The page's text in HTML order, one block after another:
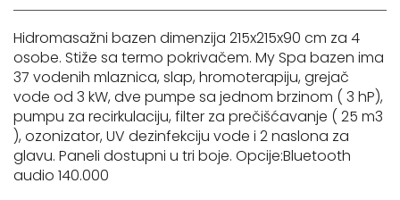
Hidromasažni bazen dimenzija 215x215x90 cm za 4
osobe. Stiže sa termo pokrivačem. My Spa bazen ima
37 vodenih mlaznica, slap, hromoterapiju, grejač
vode od 3 kW, dve pumpe sa jednom brzinom ( 3 hP),
pumpu za recirkulaciju, filter za prečišćavanje ( 25 m3
), ozonizator, UV dezinfekciju vode i 2 naslona za
glavu. Paneli dostupni u tri boje. Opcije:Bluetooth
audio 140.000